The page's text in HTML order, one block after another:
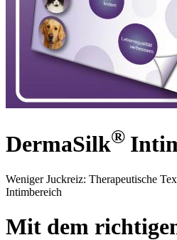
DermaSilk®
Weniger Juckreiz: Therapeutische
Intimbereich
Mit dem